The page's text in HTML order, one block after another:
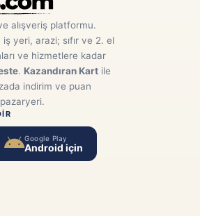
alışveriş platformu.
iş yeri, arazi; sıfır ve 2. el
ve hizmetlere kadar
. Kazandıran Kart ile
indirim ve puan
pazaryeri.
Google Play
Android için